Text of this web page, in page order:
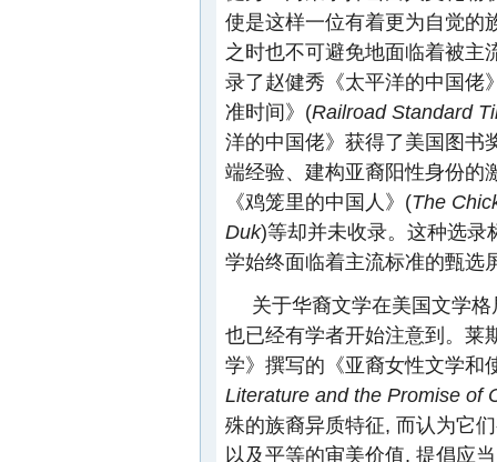
使是这样一位有着更为自觉的
之时也不可避免地面临着被主
录了赵健秀《太平洋的中国佬
准时间》(Railroad Standard
洋的中国佬》获得了美国图书
端经验、建构亚裔阳性身份的
《鸡笼里的中国人》(The
Duk)等却并未收录。这种选录
学始终面临着主流标准的甄选
关于华裔文学在美国文学
也已经有学者开始注意到。莱
学》撰写的《亚裔女性文学和
Literature and the Promise of
殊的族裔异质特征, 而认为它
以及平等的审美价值, 提倡应